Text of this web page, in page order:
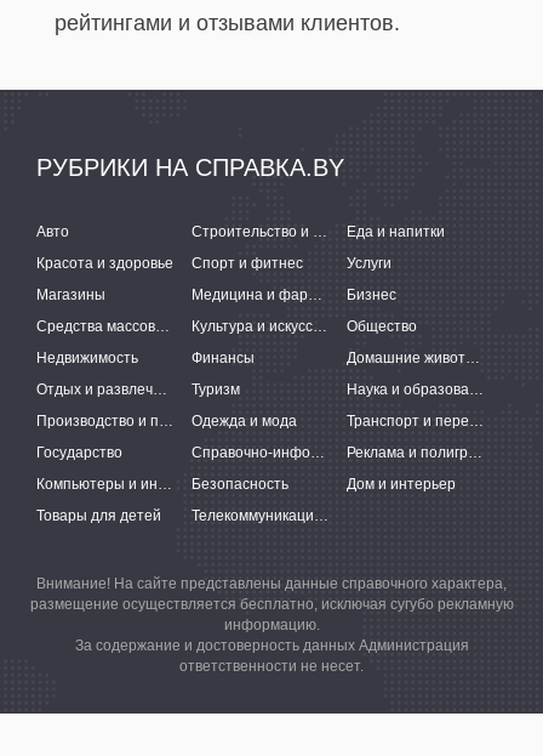
рейтингами и отзывами клиентов.
РУБРИКИ НА СПРАВКА.BY
Авто Строительство и ремонт
Еда и напитки
Красота и здоровье
Спорт и фитнес
Услуги
Магазины
Медицина и фармацевтика
Бизнес
Средства массовой информации
Культура и искусство
Общество
Недвижимость
Финансы
Домашние животные
Отдых и развлечения
Туризм
Наука и образование
Производство и поставки
Одежда и мода
Транспорт и перевозки
Государство
Справочно-информационные системы
Реклама и полиграфия
Компьютеры и интернет
Безопасность
Дом и интерьер
Товары для детей
Телекоммуникации и связь
Внимание! На сайте представлены данные справочного характера,
размещение осуществляется бесплатно, исключая сугубо рекламную
информацию.
За содержание и достоверность данных Администрация
ответственности не несет.